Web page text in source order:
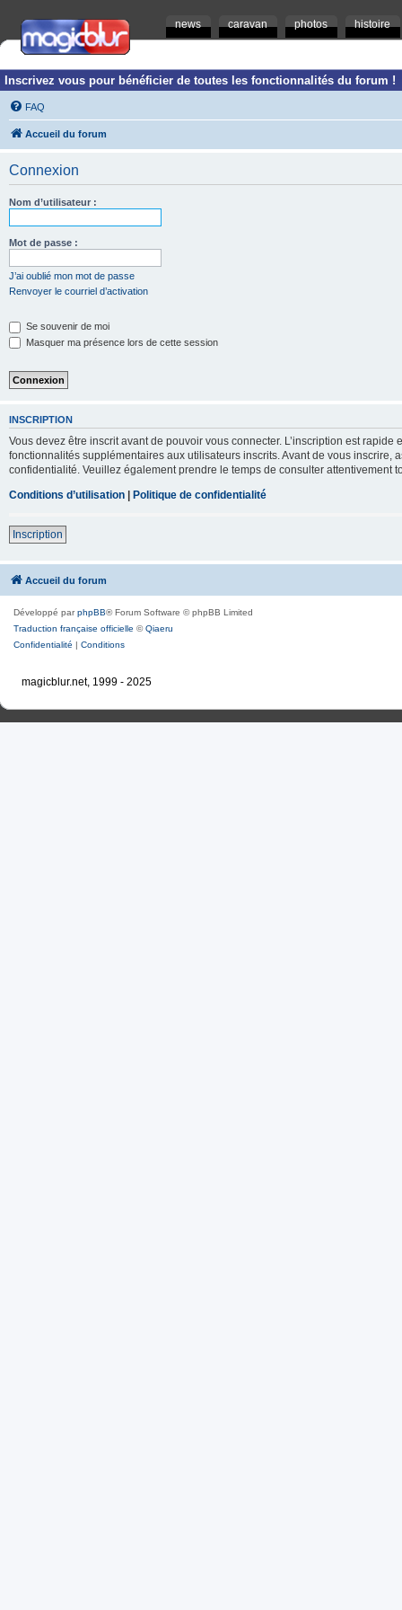
news caravan photos histoire
Inscrivez vous pour bénéficier de toutes les fonctionnalités du forum !
FAQ
Accueil du forum
Connexion
Nom d’utilisateur :
Mot de passe :
J’ai oublié mon mot de passe
Renvoyer le courriel d’activation
Se souvenir de moi
Masquer ma présence lors de cette session
INSCRIPTION
Vous devez être inscrit avant de pouvoir vous connecter. L’inscription est
fonctionnalités supplémentaires aux utilisateurs inscrits. Avant de vous inscrire,
confidentialité. Veuillez également prendre le temps de consulter attentivement
Conditions d’utilisation | Politique de confidentialité
Inscription
Accueil du forum
Développé parphpBB® Forum Software © phpBB Limited
Traduction française officielle ©Qiaeru
Confidentialité | Conditions
magicblur.net, 1999 - 2025